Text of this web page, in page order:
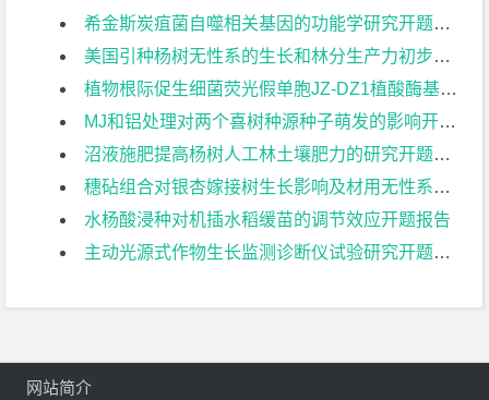
希金斯炭疽菌自噬相关基因的功能学研究开题报告
美国引种杨树无性系的生长和林分生产力初步比较开题报告
植物根际促生细菌荧光假单胞JZ-DZ1植酸酶基因的原核表达开题报告
MJ和铝处理对两个喜树种源种子萌发的影响开题报告
沼液施肥提高杨树人工林土壤肥力的研究开题报告
穗砧组合对银杏嫁接树生长影响及材用无性系初选开题报告
水杨酸浸种对机插水稻缓苗的调节效应开题报告
主动光源式作物生长监测诊断仪试验研究开题报告
网站简介